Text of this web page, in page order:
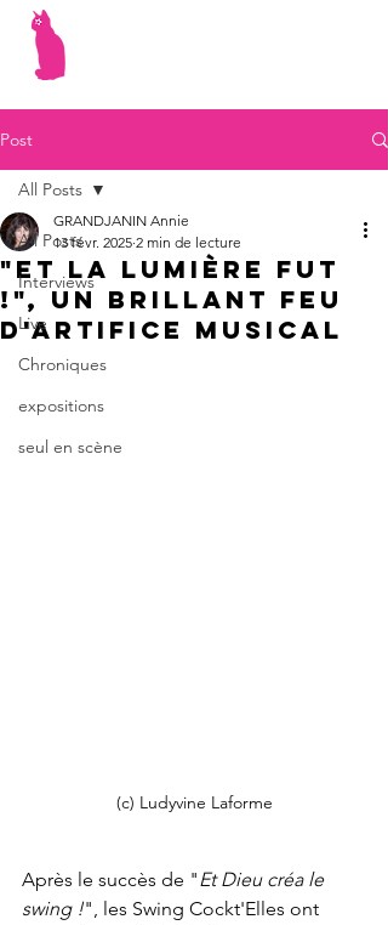
Post
All Posts
Interviews
Live
Chroniques
expositions
seul en scène
All Posts
"Et la lumière fut
!", un brillant feu
d'artifice musical
GRANDJANIN Annie
13 févr. 2025 2 min de lecture
(c) Ludyvine Laforme
Après le succès de "Et Dieu créa le
swing !", les Swing Cockt'Elles ont